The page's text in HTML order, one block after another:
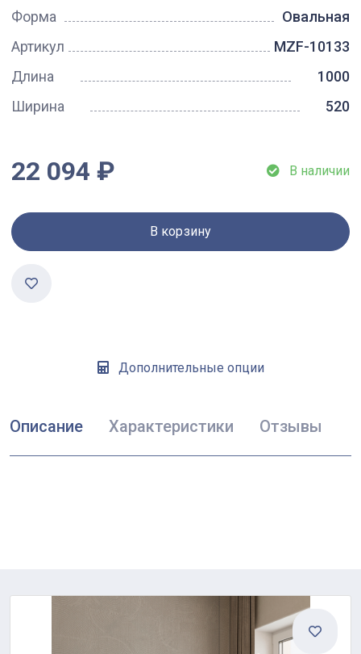
Форма
Овальная
Артикул
MZF-10133
Длина
1000
Ширина
520
22 094 ₽ В наличии
В корзину
Дополнительные опции
Описание Характеристики Отзывы